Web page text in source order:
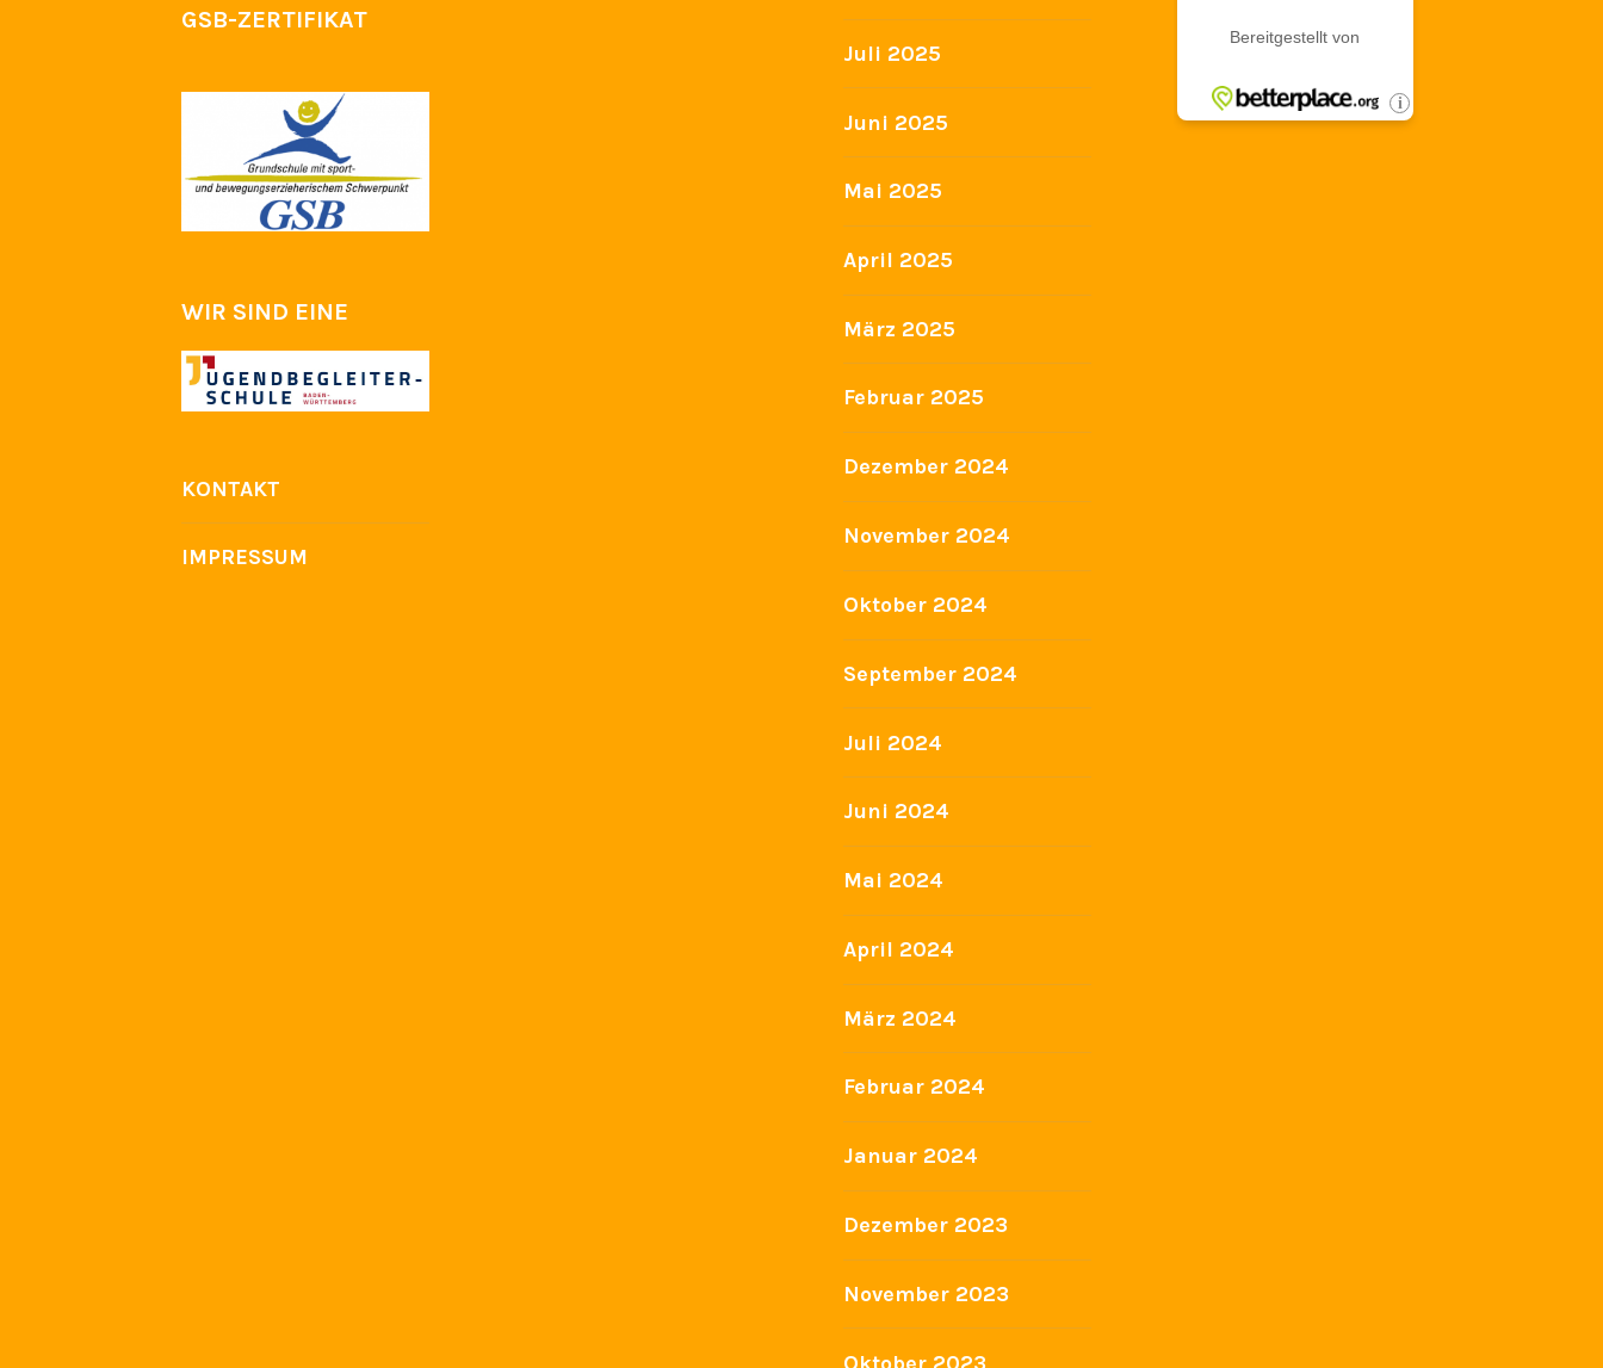
GSB-ZERTIFIKAT
WIR SIND EINE
KONTAKT
IMPRESSUM
Juli 2025
Juni 2025
Mai 2025
April 2025
März 2025
Februar 2025
Dezember 2024
November 2024
Oktober 2024
September 2024
Juli 2024
Juni 2024
Mai 2024
April 2024
März 2024
Februar 2024
Januar 2024
Dezember 2023
November 2023